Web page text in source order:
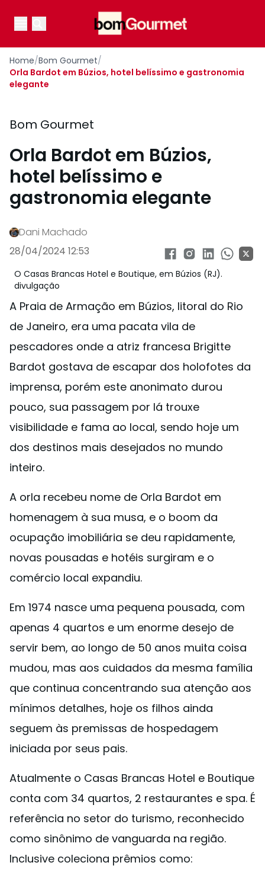
Open main menu
Open main menu
Home/Bom Gourmet/
Orla Bardot em Búzios, hotel belíssimo e gastronomia
elegante
Bom Gourmet
Orla Bardot em Búzios,
hotel belíssimo e
gastronomia elegante
Dani Machado
28/04/2024 12:53
O Casas Brancas Hotel e Boutique, em Búzios (RJ).
divulgação
A Praia de Armação em Búzios, litoral do Rio
de Janeiro, era uma pacata vila de
pescadores onde a atriz francesa Brigitte
Bardot gostava de escapar dos holofotes da
imprensa, porém este anonimato durou
pouco, sua passagem por lá trouxe
visibilidade e fama ao local, sendo hoje um
dos destinos mais desejados no mundo
inteiro.
A orla recebeu nome de Orla Bardot em
homenagem à sua musa, e o boom da
ocupação imobiliária se deu rapidamente,
novas pousadas e hotéis surgiram e o
comércio local expandiu.
Em 1974 nasce uma pequena pousada, com
apenas 4 quartos e um enorme desejo de
servir bem, ao longo de 50 anos muita coisa
mudou, mas aos cuidados da mesma família
que continua concentrando sua atenção aos
mínimos detalhes, hoje os filhos ainda
seguem às premissas de hospedagem
iniciada por seus pais.
Atualmente o Casas Brancas Hotel e Boutique
conta com 34 quartos, 2 restaurantes e spa. É
referência no setor do turismo, reconhecido
como sinônimo de vanguarda na região.
Inclusive coleciona prêmios como: